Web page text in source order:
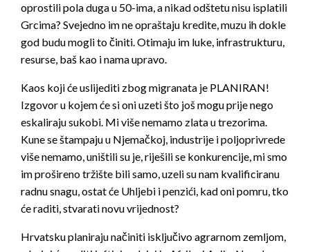
oprostili pola duga u 50-ima, a nikad odštetu nisu isplatili
Grcima? Svejedno im ne opraštaju kredite, muzu ih dokle
god budu mogli to činiti. Otimaju im luke, infrastrukturu,
resurse, baš kao i nama upravo.
Kaos koji će uslijediti zbog migranata je PLANIRAN!
Izgovor u kojem će si oni uzeti što još mogu prije nego
eskaliraju sukobi. Mi više nemamo zlata u trezorima.
Kune se štampaju u Njemačkoj, industrije i poljoprivrede
više nemamo, uništili su je, riješili se konkurencije, mi smo
im prošireno tržište bili samo, uzeli su nam kvalificiranu
radnu snagu, ostat će Uhljebi i penzići, kad oni pomru, tko
će raditi, stvarati novu vrijednost?
Hrvatsku planiraju načiniti isključivo agrarnom zemljom,